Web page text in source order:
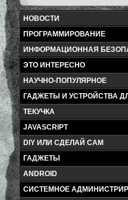
НОВОСТИ
ПРОГРАММИРОВАНИЕ
ИНФОРМАЦИОННАЯ
ЭТО ИНТЕРЕСНО
НАУЧНО-ПОПУЛЯРНОЕ
ГАДЖЕТЫ И УСТРОЙСТВА
ТЕКУЧКА
JAVASCRIPT
DIY ИЛИ СДЕЛАЙ САМ
ГАДЖЕТЫ
ANDROID
СИСТЕМНОЕ